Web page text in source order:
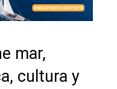
mar,
cultura y